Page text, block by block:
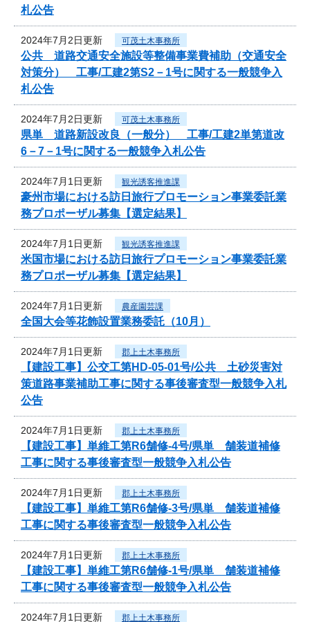
札公告
2024年7月2日更新 可茂土木事務所
公共 道路交通安全施設等整備事業費補助（交通安全
対策分） 工事/工建2第S2－1号に関する一般競争入
札公告
2024年7月2日更新 可茂土木事務所
県単 道路新設改良（一般分） 工事/工建2単第道改
6－7－1号に関する一般競争入札公告
2024年7月1日更新 観光誘客推進課
豪州市場における訪日旅行プロモーション事業委託業
務プロポーザル募集【選定結果】
2024年7月1日更新 観光誘客推進課
米国市場における訪日旅行プロモーション事業委託業
務プロポーザル募集【選定結果】
2024年7月1日更新 農産園芸課
全国大会等花飾設置業務委託（10月）
2024年7月1日更新 郡上土木事務所
【建設工事】公交工第HD-05-01号/公共 土砂災害対
策道路事業補助工事に関する事後審査型一般競争入札
公告
2024年7月1日更新 郡上土木事務所
【建設工事】単維工第R6舗修-4号/県単 舗装道補修
工事に関する事後審査型一般競争入札公告
2024年7月1日更新 郡上土木事務所
【建設工事】単維工第R6舗修-3号/県単 舗装道補修
工事に関する事後審査型一般競争入札公告
2024年7月1日更新 郡上土木事務所
【建設工事】単維工第R6舗修-1号/県単 舗装道補修
工事に関する事後審査型一般競争入札公告
2024年7月1日更新 郡上土木事務所